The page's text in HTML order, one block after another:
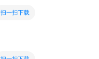
扫一扫下载